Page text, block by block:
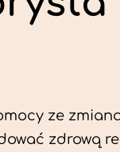
ze
zdrową